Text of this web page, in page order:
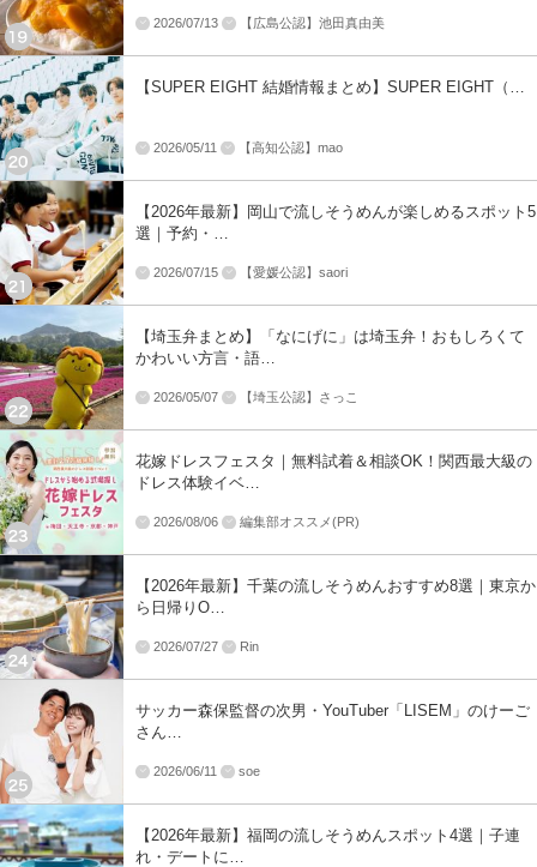
2026/07/13 【広島公認】池田真由美
【SUPER EIGHT 結婚情報まとめ】SUPER EIGHT（…
2026/05/11 【高知公認】mao
【2026年最新】岡山で流しそうめんが楽しめるスポット5
選｜予約・…
2026/07/15 【愛媛公認】saori
【埼玉弁まとめ】「なにげに」は埼玉弁！おもしろくて
かわいい方言・語…
2026/05/07 【埼玉公認】さっこ
花嫁ドレスフェスタ｜無料試着＆相談OK！関西最大級の
ドレス体験イベ…
2026/08/06 編集部オススメ(PR)
【2026年最新】千葉の流しそうめんおすすめ8選｜東京か
ら日帰りO…
2026/07/27 Rin
サッカー森保監督の次男・YouTuber「LISEM」のけーご
さん…
2026/06/11 soe
【2026年最新】福岡の流しそうめんスポット4選｜子連
れ・デートに…